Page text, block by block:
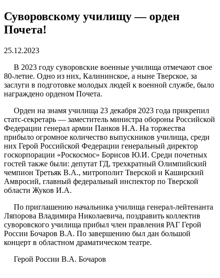
Суворовскому училищу — орден
Почета!
25.12.2023
В 2023 году суворовские военные училища отмечают свое
80-летие. Одно из них, Калининское, а ныне Тверское, за
заслуги в подготовке молодых людей к военной службе, было
награждено орденом Почета.
Орден на знамя училища 23 декабря 2023 года прикрепил
статс-секретарь — заместитель министра обороны Российской
Федерации генерал армии Панков Н.А. На торжества
прибыло огромное количество выпускников училища, среди
них Герой Российской Федерации генеральный директор
госкорпорации «Роскосмос» Борисов Ю.И. Среди почетных
гостей также были: депутат ГД, трехкратный Олимпийский
чемпион Третьяк В.А., митрополит Тверской и Каширский
Амвросий, главный федеральный инспектор по Тверской
области Жуков И.А.
По приглашению начальника училища генерал-лейтенанта
Ляпорова Владимира Николаевича, поздравить коллектив
суворовского училища прибыл член правления РАГ Герой
России Бочаров В.А. По завершению был дан большой
концерт в областном драматическом театре.
Герой России В.А. Бочаров